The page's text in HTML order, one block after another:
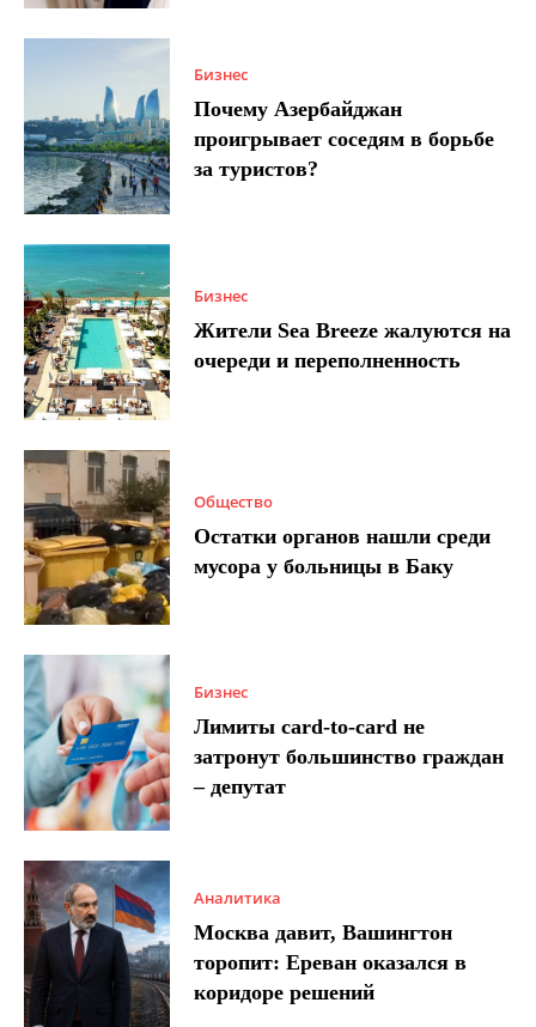
Бизнес
Почему Азербайджан
проигрывает соседям в борьбе
за туристов?
Бизнес
Жители Sea Breeze жалуются на
очереди и переполненность
Общество
Остатки органов нашли среди
мусора у больницы в Баку
Бизнес
Лимиты card-to-card не
затронут большинство граждан
– депутат
Аналитика
Москва давит, Вашингтон
торопит: Ереван оказался в
коридоре решений